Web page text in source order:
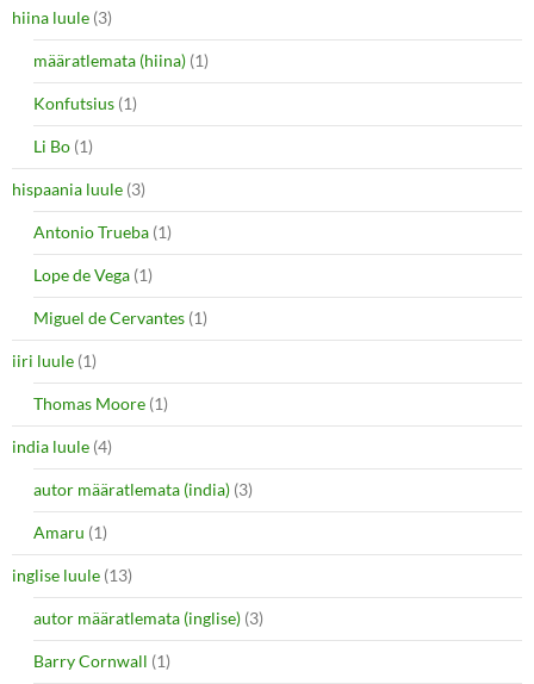
hiina luule (3)
määratlemata (hiina) (1)
Konfutsius (1)
Li Bo (1)
hispaania luule (3)
Antonio Trueba (1)
Lope de Vega (1)
Miguel de Cervantes (1)
iiri luule (1)
Thomas Moore (1)
india luule (4)
autor määratlemata (india) (3)
Amaru (1)
inglise luule (13)
autor määratlemata (inglise) (3)
Barry Cornwall (1)